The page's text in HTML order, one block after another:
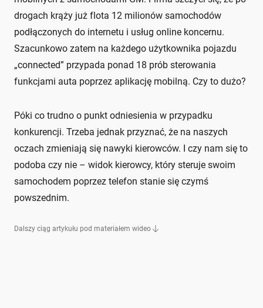
drogach krąży już flota 12 milionów samochodów
podłączonych do internetu i usług online koncernu.
Szacunkowo zatem na każdego użytkownika pojazdu
„connected” przypada ponad 18 prób sterowania
funkcjami auta poprzez aplikację mobilną. Czy to dużo?
Póki co trudno o punkt odniesienia w przypadku
konkurencji. Trzeba jednak przyznać, że na naszych
oczach zmieniają się nawyki kierowców. I czy nam się to
podoba czy nie – widok kierowcy, który steruje swoim
samochodem poprzez telefon stanie się czymś
powszednim.
Dalszy ciąg artykułu pod materiałem wideo